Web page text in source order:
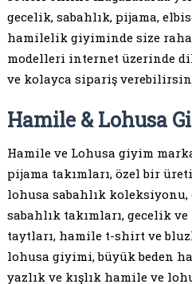
gecelik, sabahlık, pijama,
hamilelik giyiminde size
modelleri internet üzerinde
ve kolayca sipariş
Hamile & Lohusa
Hamile ve Lohusa giyim
pijama takımları, özel bir
lohusa sabahlık
sabahlık takımları, gecelik
taytları, hamile t-shirt ve
lohusa giyimi, büyük beden
yazlık ve kışlık hamile ve